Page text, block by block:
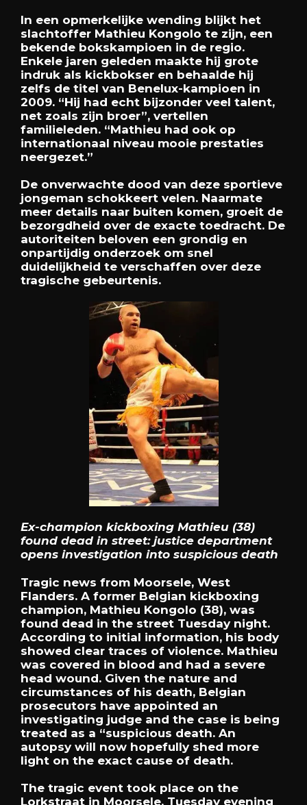
In een opmerkelijke wending blijkt het
slachtoffer Mathieu Kongolo te zijn, een
bekende bokskampioen in de regio.
Enkele jaren geleden maakte hij grote
indruk als kickbokser en behaalde hij
zelfs de titel van Benelux-kampioen in
2009. “Hij had echt bijzonder veel talent,
net zoals zijn broer”, vertellen
familieleden. “Mathieu had ook op
internationaal niveau mooie prestaties
neergezet.”
De onverwachte dood van deze sportieve
jongeman schokkeert velen. Naarmate
meer details naar buiten komen, groeit de
bezorgdheid over de exacte toedracht. De
autoriteiten beloven een grondig en
onpartijdig onderzoek om snel
duidelijkheid te verschaffen over deze
tragische gebeurtenis.
Ex-champion kickboxing Mathieu (38)
found dead in street: justice department
opens investigation into suspicious death
Tragic news from Moorsele, West
Flanders. A former Belgian kickboxing
champion, Mathieu Kongolo (38), was
found dead in the street Tuesday night.
According to initial information, his body
showed clear traces of violence. Mathieu
was covered in blood and had a severe
head wound. Given the nature and
circumstances of his death, Belgian
prosecutors have appointed an
investigating judge and the case is being
treated as a “suspicious death. An
autopsy will now hopefully shed more
light on the exact cause of death.
The tragic event took place on the
Lorkstraat in Moorsele, Tuesday evening